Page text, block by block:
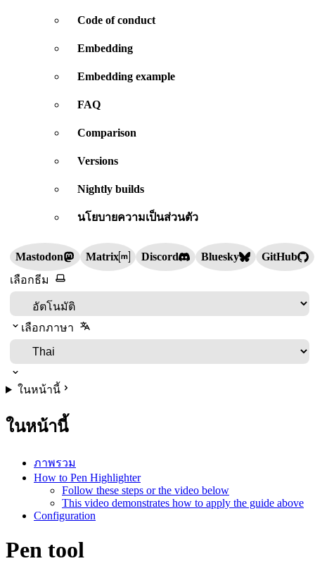
Code of conduct
Embedding
Embedding example
FAQ
Comparison
Versions
Nightly builds
นโยบายความเป็นส่วนตัว
Mastodon Matrix Discord Bluesky
GitHub
เลือกธีม
เลือกภาษา
ในหน้านี้
ในหน้านี้
ภาพรวม
How to Pen Highlighter
Follow these steps or the video below
This video demonstrates how to apply the guide above
Configuration
Pen tool